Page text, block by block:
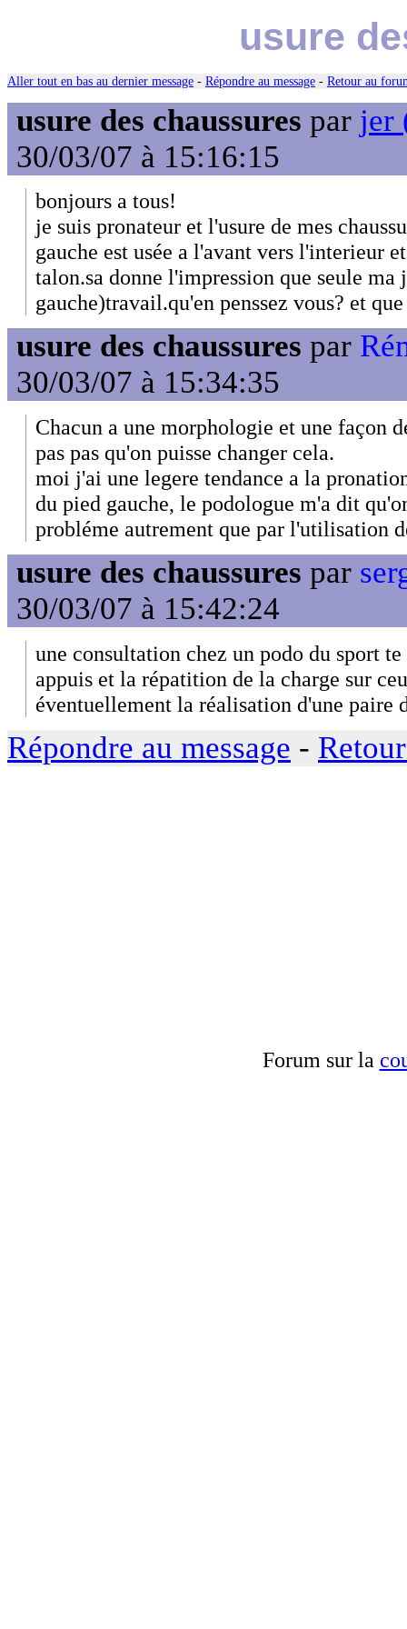
usure
Aller tout en bas au dernier message - Répondre au message - Retour au
usure des chaussures par jer
30/03/07 à 15:16:15
bonjours a tous!
je suis pronateur et l'usure de mes
gauche est usée a l'avant vers l'interieur
talon.sa donne l'impression que seule ma
gauche)travail.qu'en penssez vous? et
usure des chaussures par
30/03/07 à 15:34:35
Chacun a une morphologie et une façon
pas pas qu'on puisse changer cela.
moi j'ai une legere tendance a la
du pied gauche, le podologue m'a dit
probléme autrement que par l'utilisation
usure des chaussures par
30/03/07 à 15:42:24
une consultation chez un podo du sport
appuis et la répatition de la charge sur
éventuellement la réalisation d'une paire
Répondre au message -
Forum sur la